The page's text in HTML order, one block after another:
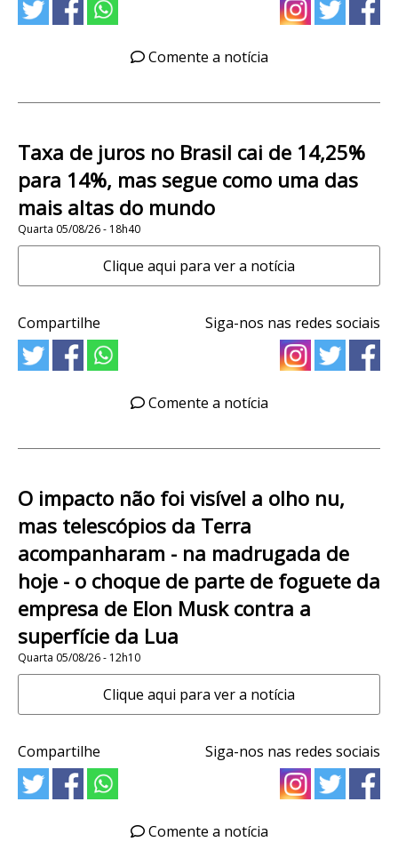
Comente a notícia
Taxa de juros no Brasil cai de 14,25%
para 14%, mas segue como uma das
mais altas do mundo
Quarta 05/08/26 - 18h40
Clique aqui para ver a notícia
Compartilhe Siga-nos nas redes sociais
Comente a notícia
O impacto não foi visível a olho nu,
mas telescópios da Terra
acompanharam - na madrugada de
hoje - o choque de parte de foguete da
empresa de Elon Musk contra a
superfície da Lua
Quarta 05/08/26 - 12h10
Clique aqui para ver a notícia
Compartilhe Siga-nos nas redes sociais
Comente a notícia